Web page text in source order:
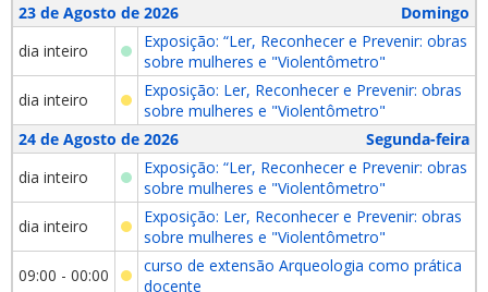
23 de Agosto de 2026
Domingo
dia inteiro
Exposição: “Ler, Reconhecer e Prevenir: obras
sobre mulheres e "Violentômetro"
dia inteiro
Exposição: Ler, Reconhecer e Prevenir: obras
sobre mulheres e "Violentômetro"
24 de Agosto de 2026
Segunda-feira
dia inteiro
Exposição: “Ler, Reconhecer e Prevenir: obras
sobre mulheres e "Violentômetro"
dia inteiro
Exposição: Ler, Reconhecer e Prevenir: obras
sobre mulheres e "Violentômetro"
09:00 - 00:00
curso de extensão Arqueologia como prática
docente